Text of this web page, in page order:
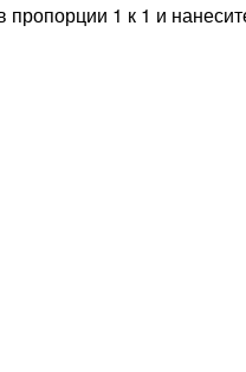
пропорции 1 к 1 и